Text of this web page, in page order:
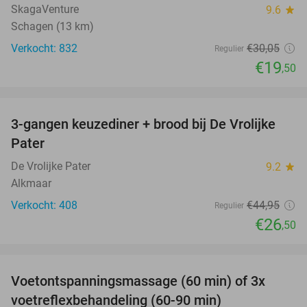
SkagaVenture 9.6 star
Schagen (13 km)
Verkocht: 832
Regulier €30,05
€19,50
41%
3-gangen keuzediner + brood bij De Vrolijke
Pater
De Vrolijke Pater 9.2 star
Alkmaar
Verkocht: 408
Regulier €44,95
€26,50
45%
OUT
Voetontspanningsmassage (60 min) of 3x
voetreflexbehandeling (60-90 min)